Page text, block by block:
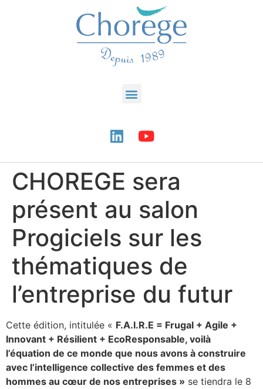
CHOREGE sera
présent au salon
Progiciels sur les
thématiques de
l’entreprise du futur
Cette édition, intitulée « F.A.I.R.E = Frugal + Agile +
Innovant + Résilient + EcoResponsable, voilà
l’équation de ce monde que nous avons à construire
avec l’intelligence collective des femmes et des
hommes au cœur de nos entreprises » se tiendra le 8